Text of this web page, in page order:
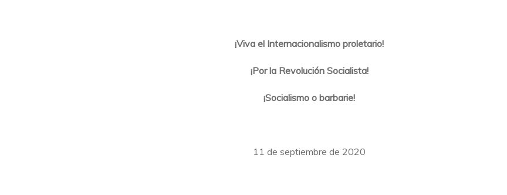
¡Viva el Internacionalismo proletario!
¡Por la Revolución Socialista!
¡Socialismo o barbarie!
11 de septiembre de 2020